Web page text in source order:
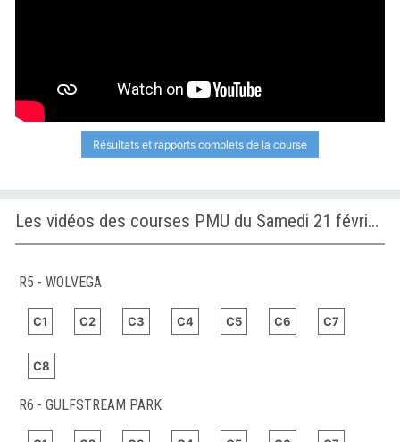
Résultats et rapports complets de la course
Les vidéos des courses PMU du Samedi 21 février 2026
R5 - WOLVEGA
C1 C2 C3 C4 C5 C6 C7
C8
R6 - GULFSTREAM PARK